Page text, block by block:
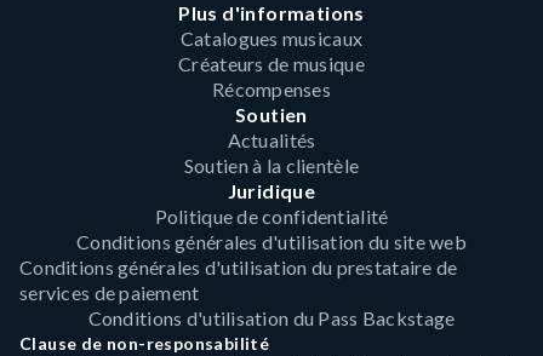
Plus d'informations
Catalogues musicaux
Créateurs de musique
Récompenses
Soutien
Actualités
Soutien à la clientèle
Juridique
Politique de confidentialité
Conditions générales d'utilisation du site web
Conditions générales d'utilisation du prestataire de
services de paiement
Conditions d'utilisation du Pass Backstage
Clause de non-responsabilité